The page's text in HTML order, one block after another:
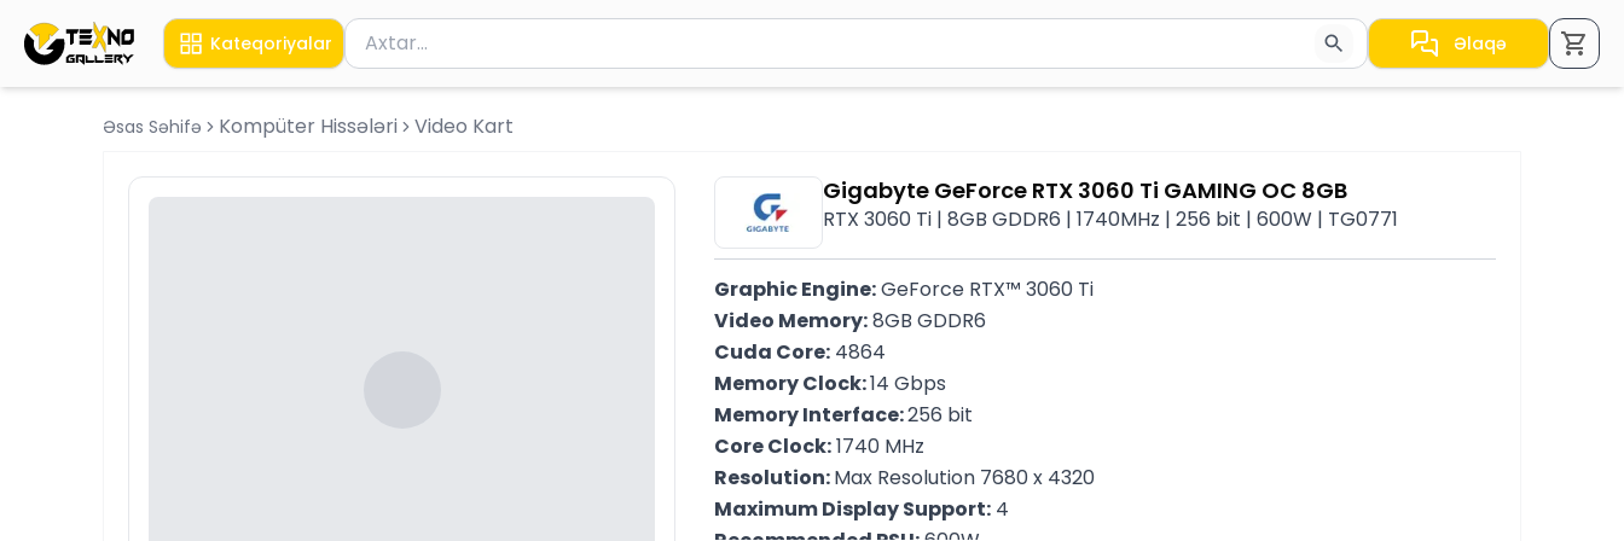
Kateqoriyalar Məhsul axtar
Axtarış üçün ən azı 2 simvol yazın. Göndərmək üçün Enter düyməsini basın və ya nəticələr arasında keçid etmək üçün ox
Əlaqə
Əsas Səhifə Kompüter Hissələri Video Kart
Gigabyte GeForce RTX 3060 Ti GAMING OC 8GB
RTX 3060 Ti | 8GB GDDR6 | 1740MHz | 256 bit | 600W | TG0771
Graphic Engine: GeForce RTX™ 3060 Ti
Video Memory: 8GB GDDR6
Cuda Core: 4864
Memory Clock: 14 Gbps
Memory Interface: 256 bit
Core Clock: 1740 MHz
Resolution: Max Resolution 7680 x 4320
Maximum Display Support: 4